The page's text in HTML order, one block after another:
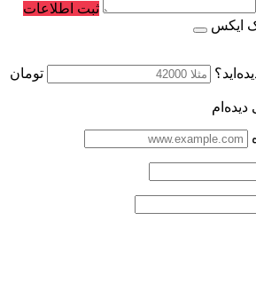
ثبت اطلاعات
ایکس
تومان
دیده‌ام